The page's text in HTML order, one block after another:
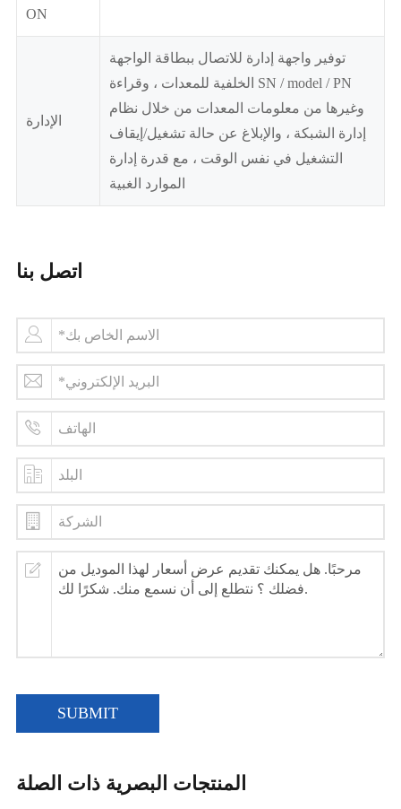
ON
الإدارة
توفير واجهة إدارة للاتصال ببطاقة الواجهة
الخلفية للمعدات ، وقراءة SN / model / PN
وغيرها من معلومات المعدات من خلال نظام
إدارة الشبكة ، والإبلاغ عن حالة تشغيل/إيقاف
التشغيل في نفس الوقت ، مع قدرة إدارة
الموارد الغبية
اتصل بنا
SUBMIT
المنتجات البصرية ذات الصلة